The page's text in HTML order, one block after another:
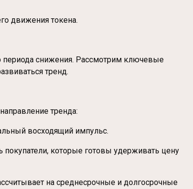
движения токена.
периода снижения. Рассмотрим ключевые
тренд.
тренда:
восходящий импульс.
покупатели, которые готовы удерживать цену
на среднесрочные и долгосрочные